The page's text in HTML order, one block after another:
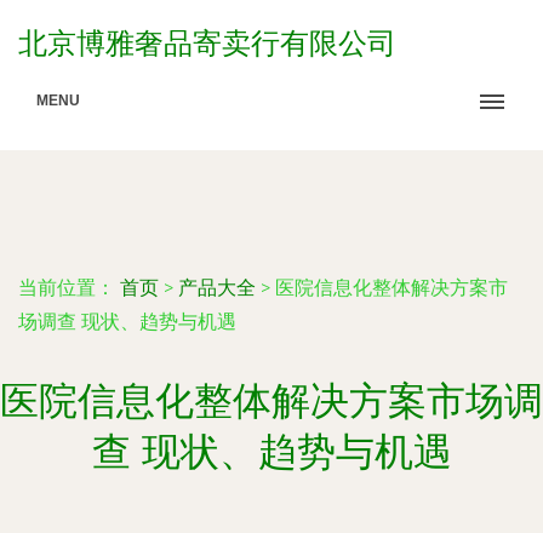
北京博雅奢品寄卖行有限公司
MENU
当前位置： 首页 > 产品大全 > 医院信息化整体解决方案市
场调查 现状、趋势与机遇
医院信息化整体解决方案市场调
查 现状、趋势与机遇